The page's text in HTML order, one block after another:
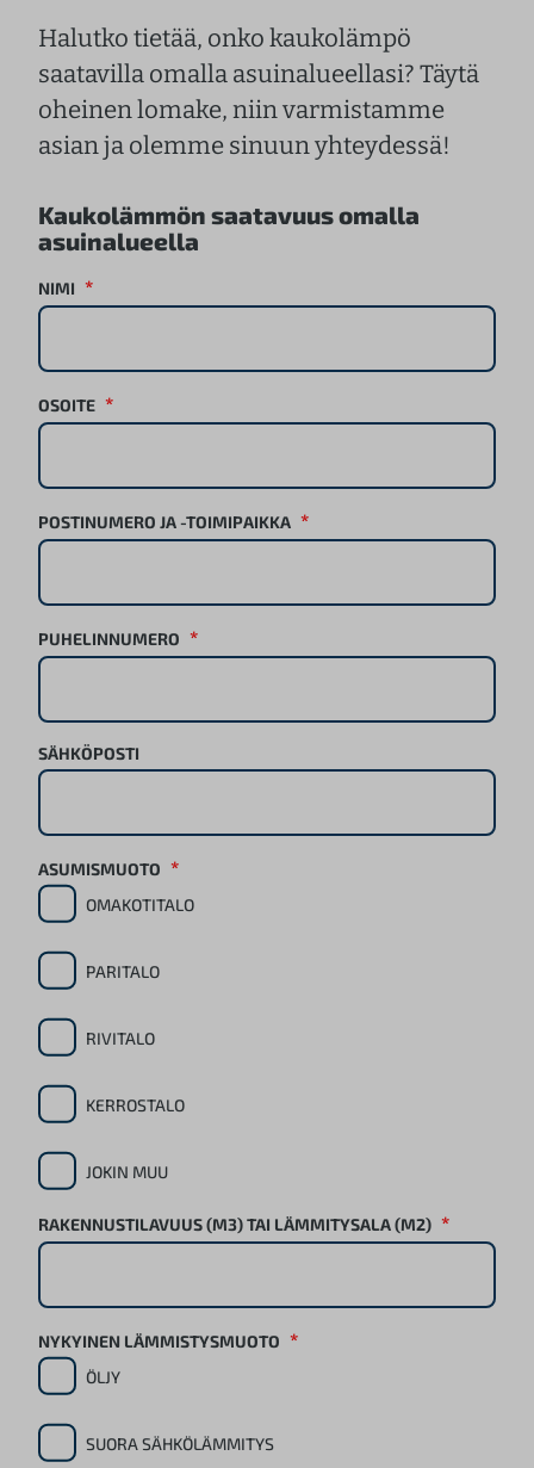
Halutko tietää, onko kaukolämpö
saatavilla omalla asuinalueellasi? Täytä
oheinen lomake, niin varmistamme
asian ja olemme sinuun yhteydessä!
Kaukolämmön saatavuus omalla
asuinalueella
NIMI *
OSOITE *
POSTINUMERO JA -TOIMIPAIKKA *
PUHELINNUMERO *
SÄHKÖPOSTI
ASUMISMUOTO *
OMAKOTITALO
PARITALO
RIVITALO
KERROSTALO
JOKIN MUU
RAKENNUSTILAVUUS (M3) TAI LÄMMITYSALA (M2) *
NYKYINEN LÄMMISTYSMUOTO *
ÖLJY
SUORA SÄHKÖLÄMMITYS